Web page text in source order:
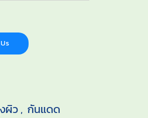
ผิว, กันแดด